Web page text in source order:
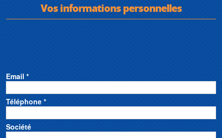
Vos informations personnelles
Email *
Téléphone *
Société